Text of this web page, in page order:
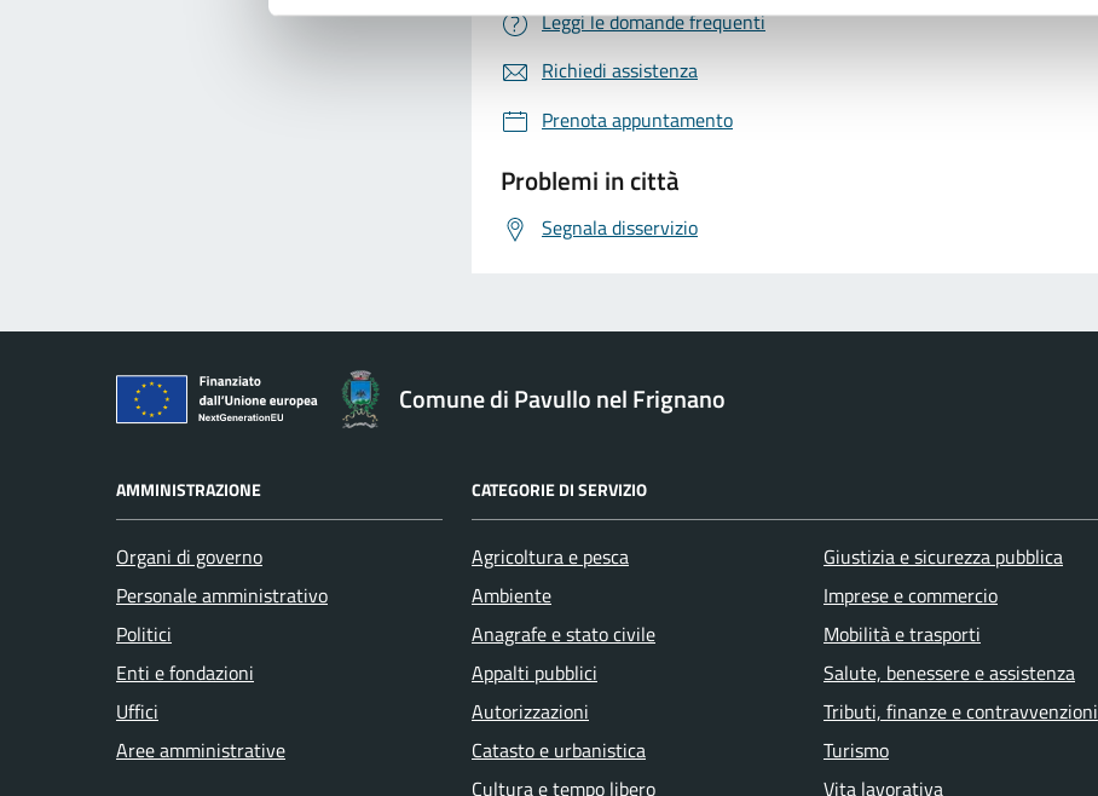
Leggi le domande frequenti
Richiedi assistenza
Prenota appuntamento
Problemi in città
Segnala disservizio
Comune di Pavullo nel Frignano
AMMINISTRAZIONE
Organi di governo
Personale amministrativo
Politici
Enti e fondazioni
Uffici
Aree amministrative
CATEGORIE DI SERVIZIO
Agricoltura e pesca
Ambiente
Anagrafe e stato civile
Appalti pubblici
Autorizzazioni
Catasto e urbanistica
Cultura e tempo libero
Giustizia e sicurezza pubblica
Imprese e commercio
Mobilità e trasporti
Salute, benessere e assistenza
Tributi, finanze e contravvenzioni
Turismo
Vita lavorativa